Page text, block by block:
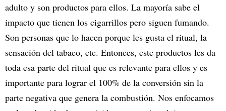
adulto y son productos para ellos. La mayoría sabe el
impacto que tienen los cigarrillos pero siguen fumando.
Son personas que lo hacen porque les gusta el ritual, la
sensación del tabaco, etc. Entonces, este productos les da
toda esa parte del ritual que es relevante para ellos y es
importante para lograr el 100% de la conversión sin la
parte negativa que genera la combustión. Nos enfocamos